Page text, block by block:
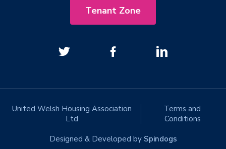
Tenant Zone
United Welsh Housing Association
Ltd
Terms and
Conditions
Designed & Developed by Spindogs